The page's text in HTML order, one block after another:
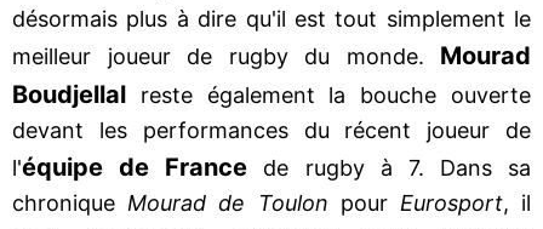
désormais plus à dire qu'il est tout simplement le
meilleur joueur de rugby du monde. Mourad
Boudjellal reste également la bouche ouverte
devant les performances du récent joueur de
l'équipe de France de rugby à 7. Dans sa
chronique Mourad de Toulon pour Eurosport, il